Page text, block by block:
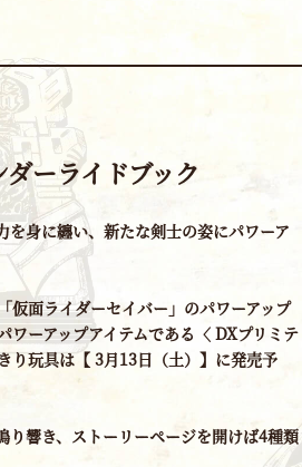
ーライドブック
身に纏い、新たな剣士の姿にパワーア
仮面ライダーセイバー」のパワーアップ
ーアップアイテムである〈 DXプリミテ
り玩具は【 3月13日（土）】に発売予
響き、ストーリーページを開けば4種類